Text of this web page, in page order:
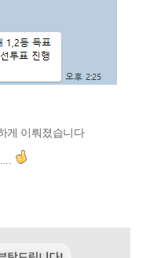
게 이뤄졌습니다